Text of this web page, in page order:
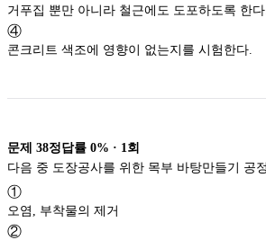
거푸집 뿐만 아니라 철근에도 도포하도록 한다.
④
콘크리트 색조에 영향이 없는지를 시험한다.
문제 38정답률 0% · 1 회
①
오염, 부착물의 제거
②